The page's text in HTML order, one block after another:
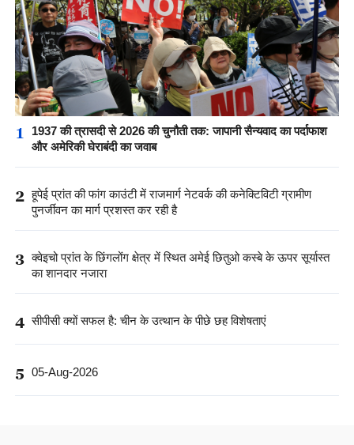
1
1937 की त्रासदी से 2026 की चुनौती तक: जापानी सैन्यवाद का पर्दाफाश
और अमेरिकी घेराबंदी का जवाब
2 हूपेई प्रांत की फांग काउंटी में राजमार्ग नेटवर्क की कनेक्टिविटी ग्रामीण
पुनर्जीवन का मार्ग प्रशस्त कर रही है
3 क्वेइचो प्रांत के छिंगलोंग क्षेत्र में स्थित अमेई छितुओ कस्बे के ऊपर सूर्यास्त
का शानदार नजारा
4 सीपीसी क्यों सफल है: चीन के उत्थान के पीछे छह विशेषताएं
5 05-Aug-2026